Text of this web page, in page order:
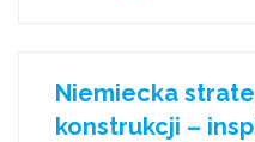
Niemiecka
konstrukcji –